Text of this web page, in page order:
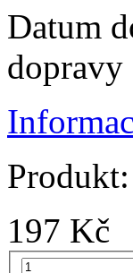
Datum
dopravy
Produkt:
197 Kč